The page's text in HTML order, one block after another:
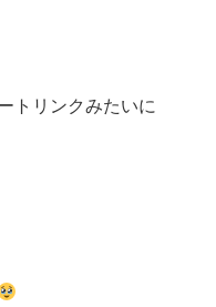
トリンクみたいに